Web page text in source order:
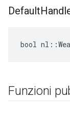
Default
bool
Funzioni